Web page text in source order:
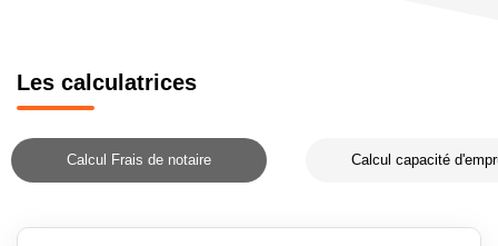
Les calculatrices
Calcul Frais de notaire Calcul capacité